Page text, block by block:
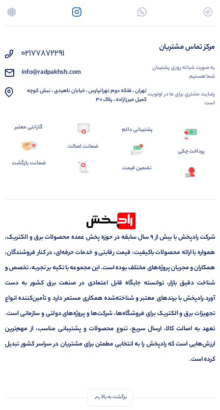
مرکز تماس مشتریان
به صورت شبانه روزی پشتیبان
شما هستیم
رضایت مشتری برای ما در اولویت
است
02177872291
info@radpakhsh.com
تهران ، فلکه دوم تهرانپارس ، خیابان ناهیدی ، نبش کوچه
کمیل میرزازاده ، پلاک 30
پرداخت چکی
پشتیبانی دائم
تضمین قیمت
ضمانت اصالت
گارانتی معتبر
ضمانت بازگشت
شرکت رادپخش با بیش از ۹ سال سابقه در حوزه پخش عمده محصولات برق و الکتریک،
همواره با ارائه محصولات باکیفیت، قیمت رقابتی و خدمات حرفه‌ای، در کنار فروشندگان،
همکاران و مجریان پروژه‌های مختلف بوده است. این مجموعه با تکیه بر تجربه، تخصص و
شناخت دقیق بازار، توانسته جایگاه قابل اعتمادی در صنعت برق کشور به دست
آورد.رادپخش با برندهای معتبر و شناخته‌شده همکاری مستمر دارد و تأمین‌کننده انواع
تجهیزات برق و الکتریک برای فروشگاه‌ها، شرکت‌ها و پروژه‌های دولتی و سازمانی است.
تعهد به اصالت کالا، ارسال سریع، تنوع محصولات و پشتیبانی مناسب، از مهم‌ترین
ارزش‌هایی است که رادپخش را به انتخابی مطمئن برای مشتریان در سراسر کشور تبدیل
کرده است.
برگشت به بالا